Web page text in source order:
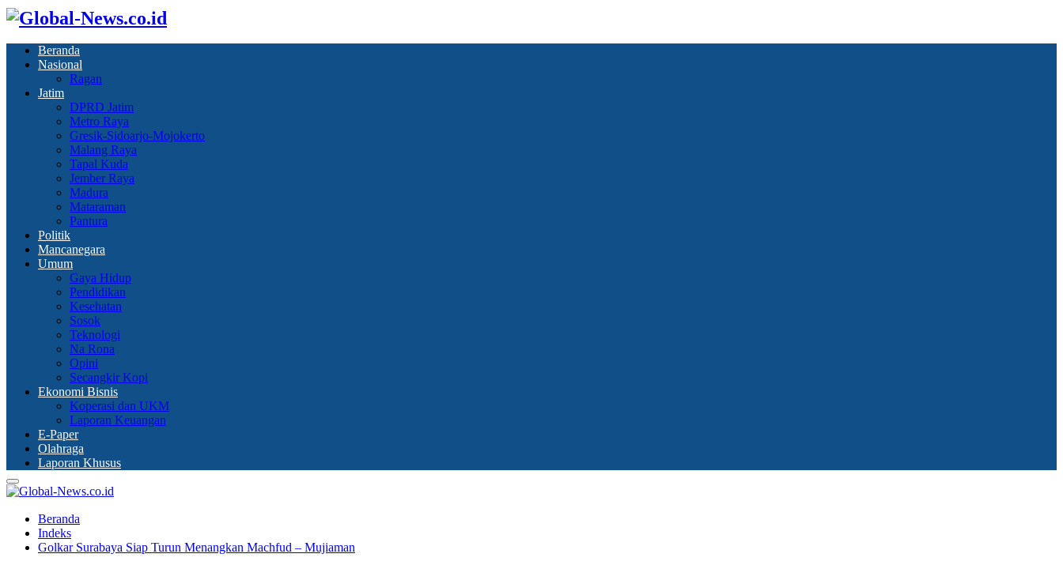
Beranda
Nasional
Ragan
Jatim
DPRD Jatim
Metro Raya
Gresik-Sidoarjo-Mojokerto
Malang Raya
Tapal Kuda
Jember Raya
Madura
Mataraman
Pantura
Politik
Mancanegara
Umum
Gaya Hidup
Pendidikan
Kesehatan
Sosok
Teknologi
Na Rona
Opini
Secangkir Kopi
Ekonomi Bisnis
Koperasi dan UKM
Laporan Keuangan
E-Paper
Olahraga
Laporan Khusus
Primary
Menu
Beranda
Indeks
Golkar Surabaya Siap Turun Menangkan Machfud – Mujiaman